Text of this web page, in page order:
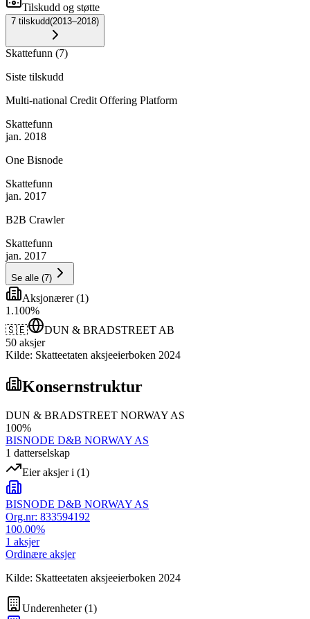
Tilskudd og støtte
7 tilskudd(2013–2018)
Skattefunn (7)
Siste tilskudd
Multi-national Credit Offering Platform
Skattefunn
jan. 2018
One Bisnode
Skattefunn
jan. 2017
B2B Crawler
Skattefunn
jan. 2017
Se alle (7)
Aksjonærer(1)
1 .100%
🇸🇪
DUN & BRADSTREET AB
50 aksjer
Kilde: Skatteetaten aksjeeierboken 2024
Konsernstruktur
DUN & BRADSTREET NORWAY AS
100%
BISNODE D&B NORWAY AS
1 datterselskap
Eier aksjer i (1)
BISNODE D&B NORWAY AS
Org.nr: 833594192
100.00%
1 aksjer
Ordinære aksjer
Kilde: Skatteetaten aksjeeierboken 2024
Underenheter(1)